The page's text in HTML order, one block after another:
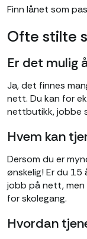
Finn lånet som
Ofte stilte
Er det mulig
Ja, det finnes
nett. Du kan for
nettbutikk, jobbe
Hvem kan
Dersom du er
ønskelig! Er du 15
jobb på nett, men
for skolegang.
Hvordan